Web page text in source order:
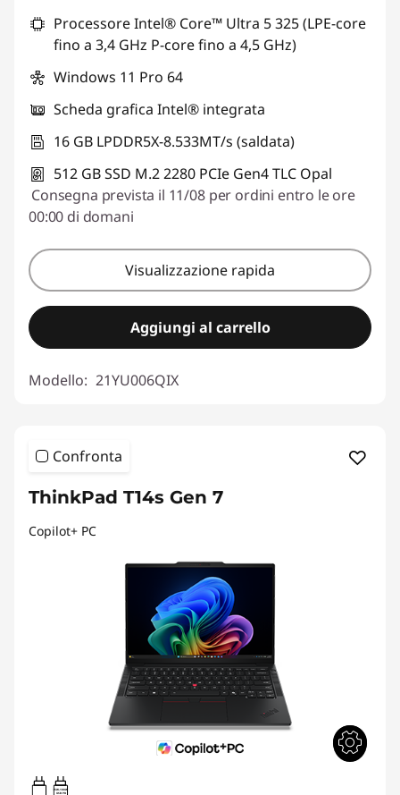
Usa il coupon :ESTATE
Processore Intel® Core™ Ultra 5 325 (LPE-core
fino a 3,4 GHz P-core fino a 4,5 GHz)
Windows 11 Pro 64
Scheda grafica Intel® integrata
16 GB LPDDR5X-8.533MT/s (saldata)
512 GB SSD M.2 2280 PCIe Gen4 TLC Opal
Consegna prevista il 11/08 per ordini entro le ore
00:00 di domani
Visualizzazione rapida
Aggiungi al carrello
Modello: 21YU006QIX
Confronta
ThinkPad T14s Gen 7
Copilot+ PC
65W-100W
USB PD